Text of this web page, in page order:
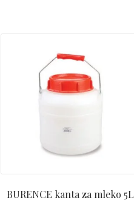
BURENCE kanta za mleko 5L